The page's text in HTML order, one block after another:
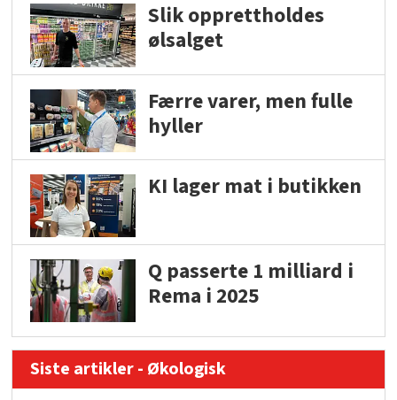
Slik opprettholdes
ølsalget
Færre varer, men fulle
hyller
KI lager mat i butikken
Q passerte 1 milliard i
Rema i 2025
Siste artikler - Økologisk